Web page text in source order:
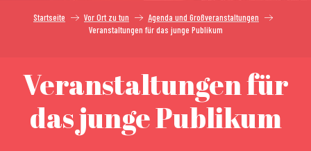
Startseite Vor Ort zu tun
Agenda und Großveranstaltungen
Veranstaltungen für das junge Publikum
Veranstaltungen für
das junge Publikum